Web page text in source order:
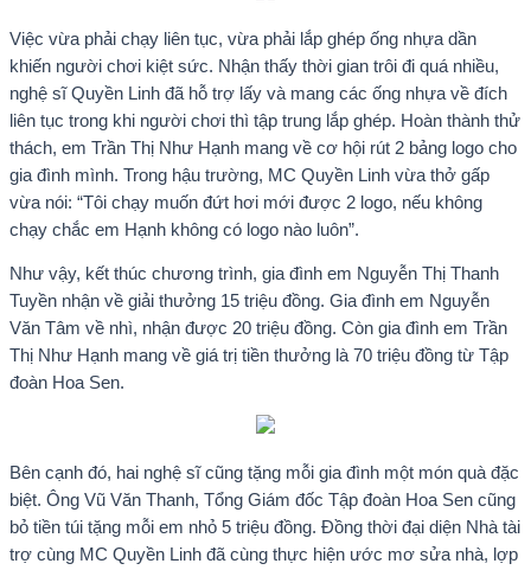
Việc vừa phải chạy liên tục, vừa phải lắp ghép ống nhựa dần
khiến người chơi kiệt sức. Nhận thấy thời gian trôi đi quá nhiều,
nghệ sĩ Quyền Linh đã hỗ trợ lấy và mang các ống nhựa về đích
liên tục trong khi người chơi thì tập trung lắp ghép. Hoàn thành thử
thách, em Trần Thị Như Hạnh mang về cơ hội rút 2 bảng logo cho
gia đình mình. Trong hậu trường, MC Quyền Linh vừa thở gấp
vừa nói: “Tôi chạy muốn đứt hơi mới được 2 logo, nếu không
chạy chắc em Hạnh không có logo nào luôn”.
Như vậy, kết thúc chương trình, gia đình em Nguyễn Thị Thanh
Tuyền nhận về giải thưởng 15 triệu đồng. Gia đình em Nguyễn
Văn Tâm về nhì, nhận được 20 triệu đồng. Còn gia đình em Trần
Thị Như Hạnh mang về giá trị tiền thưởng là 70 triệu đồng từ Tập
đoàn Hoa Sen.
Bên cạnh đó, hai nghệ sĩ cũng tặng mỗi gia đình một món quà đặc
biệt. Ông Vũ Văn Thanh, Tổng Giám đốc Tập đoàn Hoa Sen cũng
bỏ tiền túi tặng mỗi em nhỏ 5 triệu đồng. Đồng thời đại diện Nhà tài
trợ cùng MC Quyền Linh đã cùng thực hiện ước mơ sửa nhà, lợp